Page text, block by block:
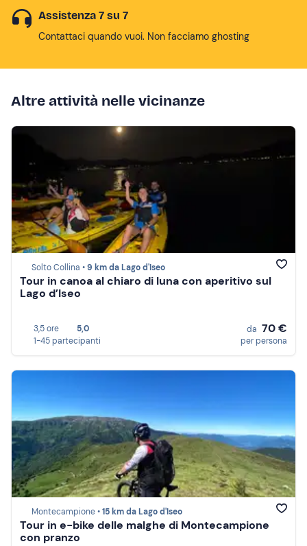
Assistenza 7 su 7
Contattaci quando vuoi. Non facciamo ghosting
Altre attività nelle vicinanze
Solto Collina •9 km da Lago d'Iseo
Tour in canoa al chiaro di luna con aperitivo sul
Lago d’Iseo
3,5 ore
5,0
1-45 partecipanti
da 70 €
per persona
Montecampione •15 km da Lago d'Iseo
Tour in e-bike delle malghe di Montecampione
con pranzo